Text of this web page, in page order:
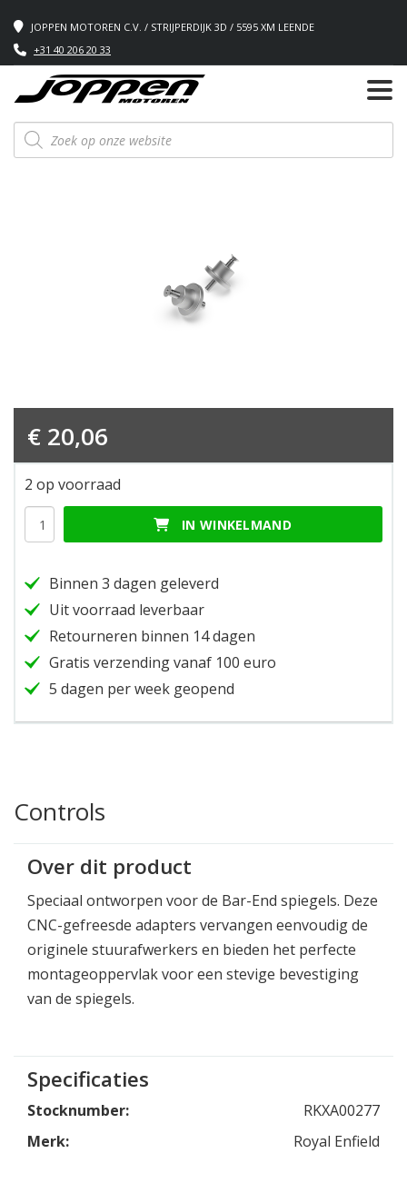
JOPPEN MOTOREN C.V. / STRIJPERDIJK 3D / 5595 XM LEENDE
+31 40 206 20 33
Producten
zoeken
Controls
Over dit product
Speciaal ontworpen voor de Bar-End spiegels. Deze
CNC-gefreesde adapters vervangen eenvoudig de
originele stuurafwerkers en bieden het perfecte
montageoppervlak voor een stevige bevestiging
van de spiegels.
Specificaties
Stocknumber:
RKXA00277
Merk:
Royal Enfield
€ 20,06
2 op voorraad
Controls
hoeveelheid
IN WINKELMAND
Binnen 3 dagen geleverd
Uit voorraad leverbaar
Retourneren binnen 14 dagen
Gratis verzending vanaf 100 euro
5 dagen per week geopend